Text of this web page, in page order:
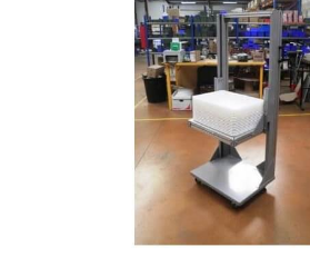
Dictionnaire de la
Guide de sélection
Devis & contact